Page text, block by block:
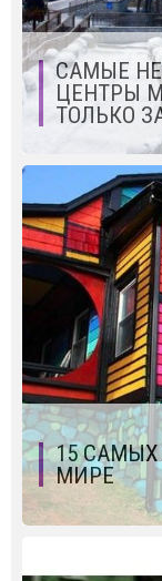
САМЫЕ
ЦЕНТРЫ
ТОЛЬКО
15
МИРЕ